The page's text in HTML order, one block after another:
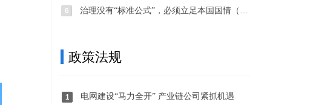
治理没有“标准公式”，必须立足本国国情（国际论坛·读懂中国·读懂中国式现代化）
政策法规
电网建设“马力全开” 产业链公司紧抓机遇